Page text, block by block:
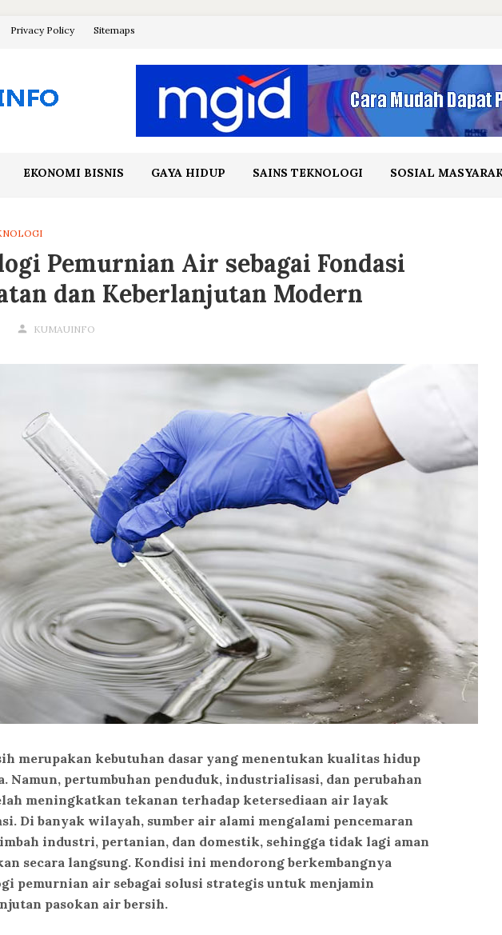
Privacy Policy Sitemaps
EKONOMI BISNIS GAYA HIDUP SAINS TEKNOLOGI SOSIAL
Pemurnian Air sebagai Fondasi
dan Keberlanjutan Modern
KUMAUINFO
merupakan kebutuhan dasar yang menentukan kualitas hidup
Namun, pertumbuhan penduduk, industrialisasi, dan perubahan
meningkatkan tekanan terhadap ketersediaan air layak
Di banyak wilayah, sumber air alami mengalami pencemaran
industri, pertanian, dan domestik, sehingga tidak lagi aman
secara langsung. Kondisi ini mendorong berkembangnya
pemurnian air sebagai solusi strategis untuk menjamin
pasokan air bersih.